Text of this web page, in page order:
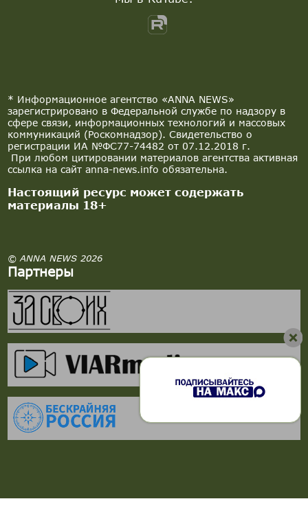
* Информационное агентство «ANNA NEWS»
зарегистрировано в Федеральной службе по надзору в
сфере связи, информационных технологий и массовых
коммуникаций (Роскомнадзор). Свидетельство о
регистрации ИА №ФС77-74482 от 07.12.2018 г.
При любом цитировании материалов агентства активная
ссылка на сайт anna-news.info обязательна.
Настоящий ресурс может содержать
материалы 18+
© ANNA NEWS 2026
Партнеры